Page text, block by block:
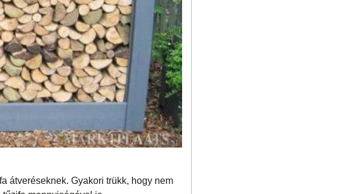
átveréseknek. Gyakori trükk, hogy nem